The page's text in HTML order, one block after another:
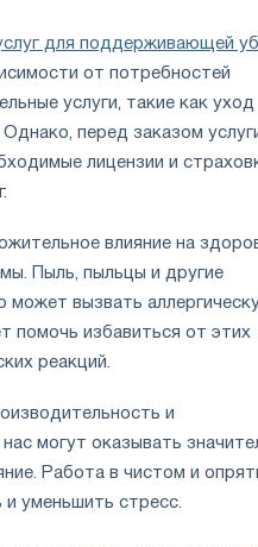
для поддерживающей
от потребностей
услуги, такие как уход
перед заказом
лицензии и
влияние на
Пыль, пыльцы и другие
может вызвать
помочь избавиться от этих
реакций.
и
могут оказывать
Работа в чистом и
уменьшить стресс.